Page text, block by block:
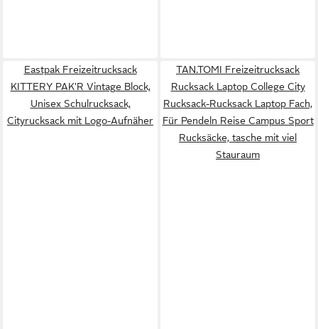
Eastpak Freizeitrucksack
KITTERY PAK'R Vintage Block,
Unisex Schulrucksack,
Cityrucksack mit Logo-Aufnäher
TAN.TOMI Freizeitrucksack
Rucksack Laptop College City
Rucksack-Rucksack Laptop Fach,
Für Pendeln Reise Campus Sport
Rucksäcke, tasche mit viel
Stauraum